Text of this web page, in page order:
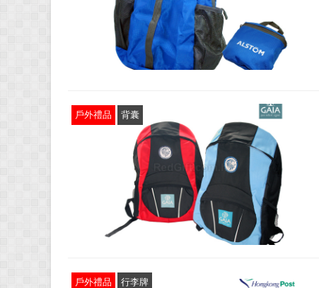
戶外禮品 背囊
戶外禮品 行李牌